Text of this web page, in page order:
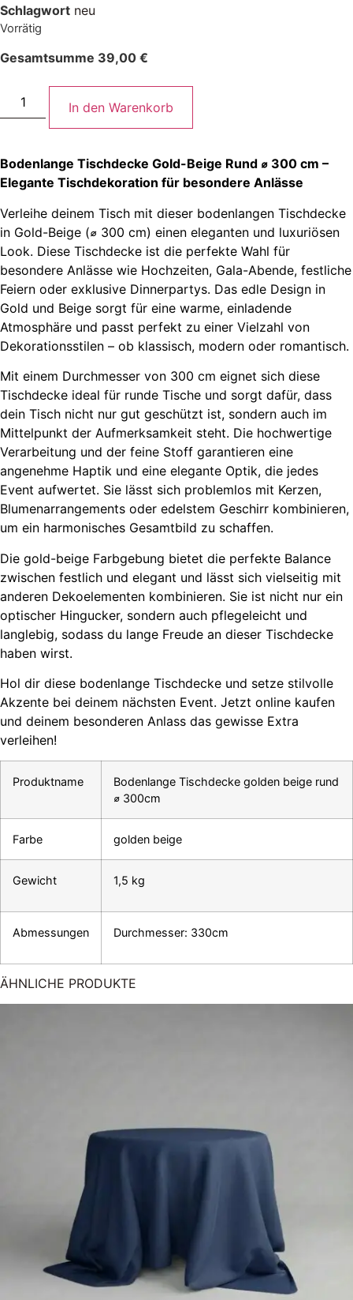
Schlagwort neu
Vorrätig
Gesamtsumme 39,00 €
In den Warenkorb
Bodenlange Tischdecke Gold-Beige Rund ⌀ 300 cm –
Elegante Tischdekoration für besondere Anlässe
Verleihe deinem Tisch mit dieser bodenlangen Tischdecke
in Gold-Beige (⌀ 300 cm) einen eleganten und luxuriösen
Look. Diese Tischdecke ist die perfekte Wahl für
besondere Anlässe wie Hochzeiten, Gala-Abende, festliche
Feiern oder exklusive Dinnerpartys. Das edle Design in
Gold und Beige sorgt für eine warme, einladende
Atmosphäre und passt perfekt zu einer Vielzahl von
Dekorationsstilen – ob klassisch, modern oder romantisch.
Mit einem Durchmesser von 300 cm eignet sich diese
Tischdecke ideal für runde Tische und sorgt dafür, dass
dein Tisch nicht nur gut geschützt ist, sondern auch im
Mittelpunkt der Aufmerksamkeit steht. Die hochwertige
Verarbeitung und der feine Stoff garantieren eine
angenehme Haptik und eine elegante Optik, die jedes
Event aufwertet. Sie lässt sich problemlos mit Kerzen,
Blumenarrangements oder edelstem Geschirr kombinieren,
um ein harmonisches Gesamtbild zu schaffen.
Die gold-beige Farbgebung bietet die perfekte Balance
zwischen festlich und elegant und lässt sich vielseitig mit
anderen Dekoelementen kombinieren. Sie ist nicht nur ein
optischer Hingucker, sondern auch pflegeleicht und
langlebig, sodass du lange Freude an dieser Tischdecke
haben wirst.
Hol dir diese bodenlange Tischdecke und setze stilvolle
Akzente bei deinem nächsten Event. Jetzt online kaufen
und deinem besonderen Anlass das gewisse Extra
verleihen!
Produktname
Bodenlange Tischdecke golden beige rund
⌀ 300cm
Farbe golden beige
Gewicht 1,5 kg
Abmessungen Durchmesser: 330cm
ÄHNLICHE PRODUKTE